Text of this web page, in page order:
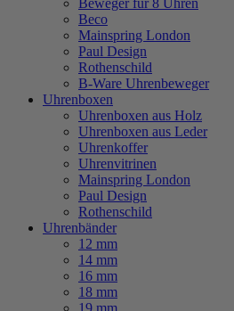
Beweger für 8 Uhren
Beco
Mainspring London
Paul Design
Rothenschild
B-Ware Uhrenbeweger
Uhrenboxen
Uhrenboxen aus Holz
Uhrenboxen aus Leder
Uhrenkoffer
Uhrenvitrinen
Mainspring London
Paul Design
Rothenschild
Uhrenbänder
12 mm
14 mm
16 mm
18 mm
19 mm